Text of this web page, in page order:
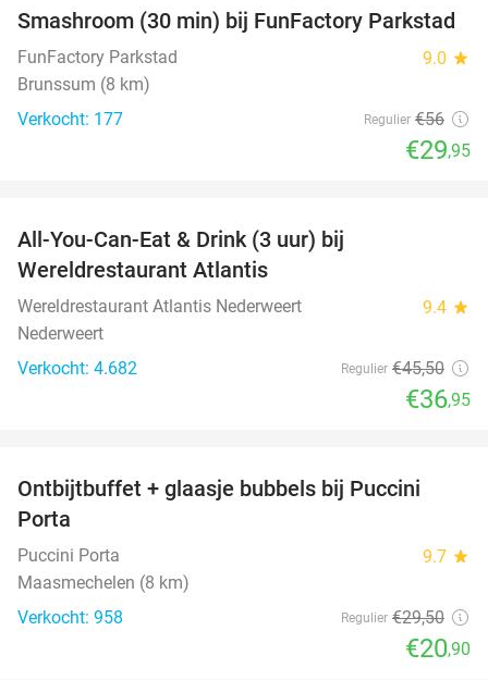
47%
Smashroom (30 min) bij FunFactory Parkstad
FunFactory Parkstad 9.0 star
Brunssum (8 km)
Verkocht: 177
Regulier €56
€29,95
All-You-Can-Eat & Drink (3 uur) bij
Wereldrestaurant Atlantis
Wereldrestaurant Atlantis Nederweert 9.4 star
Nederweert
Verkocht: 4.682
Regulier €45,50
€36,95
Ontbijtbuffet + glaasje bubbels bij Puccini
Porta
Puccini Porta 9.7 star
Maasmechelen (8 km)
Verkocht: 958
Regulier €29,50
€20,90